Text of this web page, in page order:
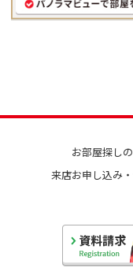
お部屋探し
来店お申し込み